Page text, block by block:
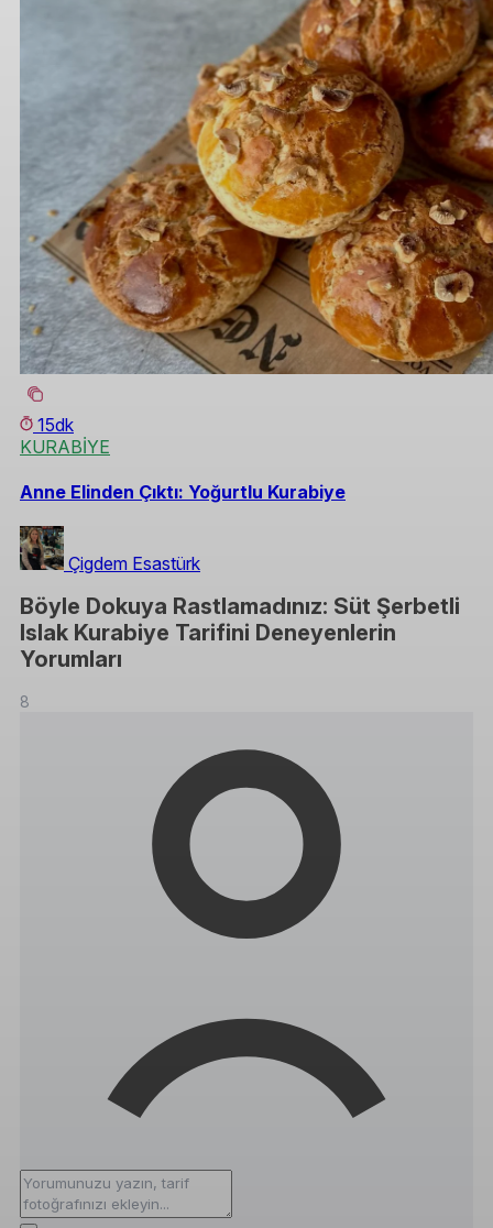
15dk
KURABİYE
Anne Elinden Çıktı: Yoğurtlu Kurabiye
Çigdem Esastürk
Böyle Dokuya Rastlamadınız: Süt Şerbetli
Islak Kurabiye Tarifini Deneyenlerin
Yorumları
8